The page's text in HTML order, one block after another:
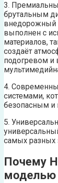
3.
брутальным
внедорожный
выполнен с
материалов,
создаёт
подогревом и
4.
системами,
безопасным
5.
самых разных
Почему
моделью